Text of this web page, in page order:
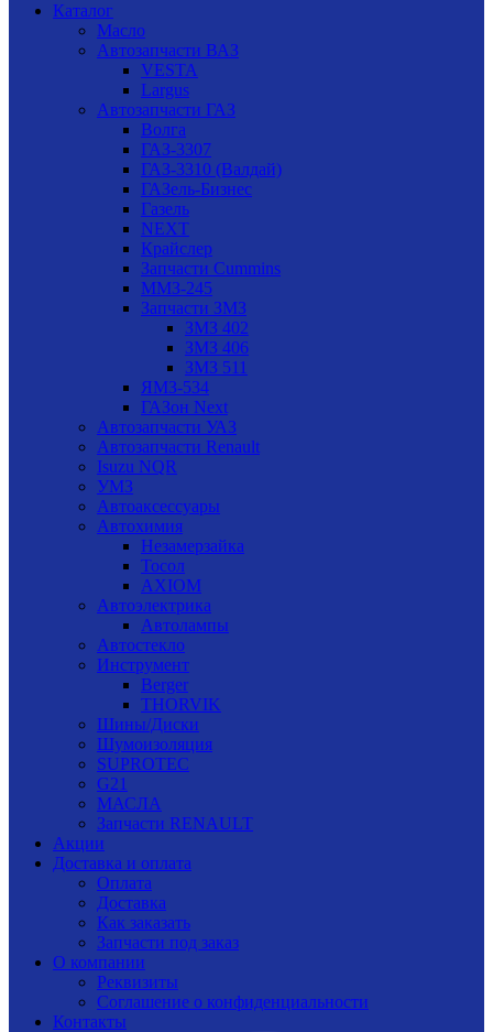
Каталог
Масло
Автозапчасти ВАЗ
VESTA
Largus
Автозапчасти ГАЗ
Волга
ГАЗ-3307
ГАЗ-3310 (Валдай)
ГАЗель-Бизнес
Газель
NEXT
Крайслер
Запчасти Cummins
ММЗ-245
Запчасти ЗМЗ
ЗМЗ 402
ЗМЗ 406
ЗМЗ 511
ЯМЗ-534
ГАЗон Next
Автозапчасти УАЗ
Автозапчасти Renault
Isuzu NQR
УМЗ
Автоаксессуары
Автохимия
Незамерзайка
Тосол
AXIOM
Автоэлектрика
Автолампы
Автостекло
Инструмент
Berger
THORVIK
Шины/Диски
Шумоизоляция
SUPROTEC
G21
МАСЛА
Запчасти RENAULT
Акции
Доставка и оплата
Оплата
Доставка
Как заказать
Запчасти под заказ
О компании
Реквизиты
Соглашение о конфиденциальности
Контакты